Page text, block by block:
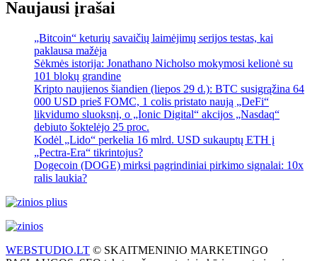
Naujausi įrašai
„Bitcoin“ keturių savaičių laimėjimų serijos testas, kai
paklausa mažėja
Sėkmės istorija: Jonathano Nicholso mokymosi kelionė su
101 blokų grandine
Kripto naujienos šiandien (liepos 29 d.): BTC susigrąžina 64
000 USD prieš FOMC, 1 colis pristato naują „DeFi“
likvidumo sluoksnį, o „Ionic Digital“ akcijos „Nasdaq“
debiuto šoktelėjo 25 proc.
Kodėl „Lido“ perkelia 16 mlrd. USD sukauptų ETH į
„Pectra-Era“ tikrintojus?
Dogecoin (DOGE) mirksi pagrindiniai pirkimo signalai: 10x
ralis laukia?
WEBSTUDIO.LT © SKAITMENINIO MARKETINGO